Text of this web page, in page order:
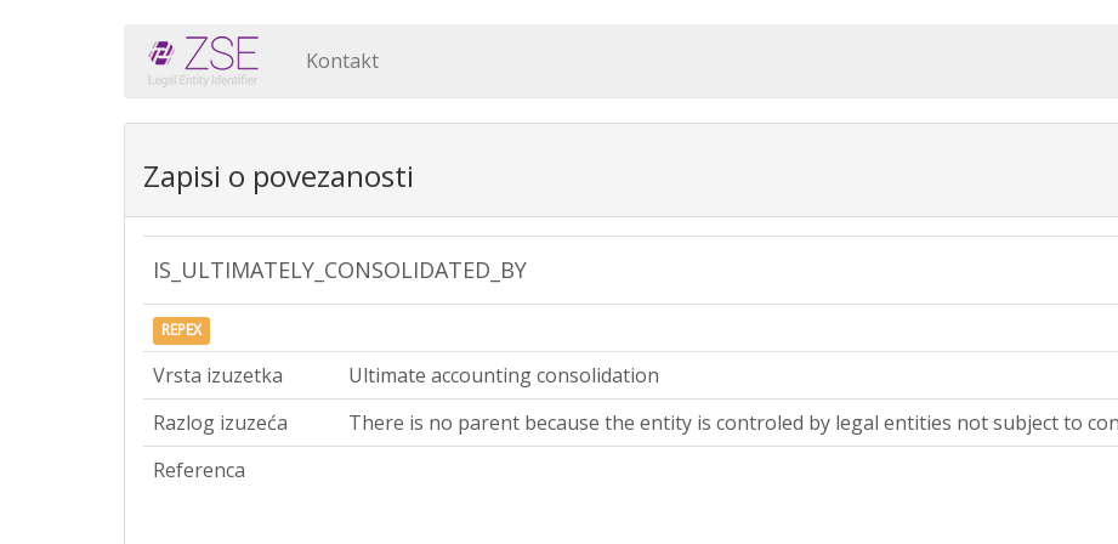
Kontakt
Zapisi o povezanosti
IS_ULTIMATELY_CONSOLIDATED_BY
REPEX
Vrsta izuzetka
Ultimate accounting consolidation
Razlog izuzeća
There is no parent because the entity is controled by legal entities not subject to
Referenca